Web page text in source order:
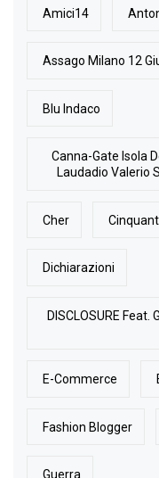
Amici14
Assago Milano 12
Blu Indaco
Canna-Gate Isola
Laudadio Valerio
Cher
Dichiarazioni
DISCLOSURE Feat.
E-Commerce
Fashion Blogger
Guerra